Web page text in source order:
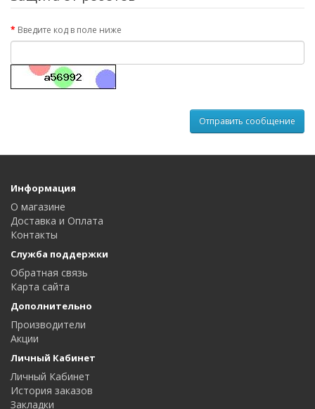
Введите код в поле ниже
Информация
О магазине
Доставка и Оплата
Контакты
Служба поддержки
Обратная связь
Карта сайта
Дополнительно
Производители
Акции
Личный Кабинет
Личный Кабинет
История заказов
Закладки